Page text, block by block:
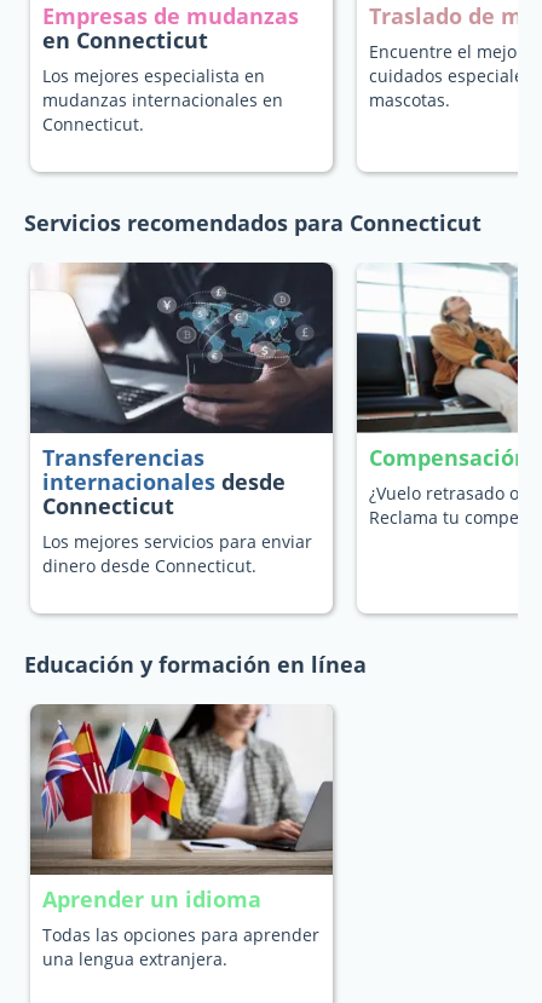
Empresas de mudanzas
en Connecticut
Los mejores especialista en
mudanzas internacionales en
Connecticut.
Traslado de
Encuentre el mejor
cuidados especiales
mascotas.
Servicios recomendados para Connecticut
Transferencias
internacionales desde
Connecticut
Los mejores servicios para enviar
dinero desde Connecticut.
Compensación
¿Vuelo retrasado o
Reclama tu
Educación y formación en línea
Aprender un idioma
Todas las opciones para aprender
una lengua extranjera.